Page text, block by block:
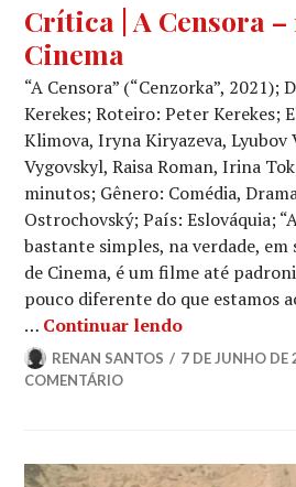
CRÍTICA
CINEMATOGRÁFICA,
MOSTRA
COMPETITIVA
Crítica | A Censora –
Cinema
“A Censora” (“Cenzorka”, 2021);
Kerekes; Roteiro: Peter Kerekes;
Klimova, Iryna Kiryazeva, Lyubov
Vygovskyl, Raisa Roman, Irina
minutos; Gênero: Comédia,
Ostrochovský; País: Eslováquia;
bastante simples, na verdade,
de Cinema, é um filme até
pouco diferente do que estamos
… Continuar lendoCrítica | A
RENAN SANTOS 7 DE JUNHO DE
COMENTÁRIO